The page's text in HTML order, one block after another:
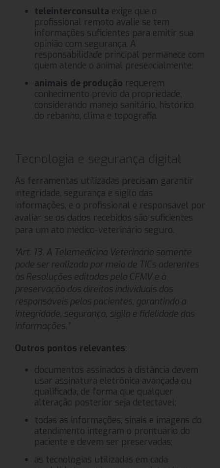
teleinterconsulta exige que o
profissional remoto avalie se tem
informações suficientes para emitir sua
opinião com segurança. A
responsabilidade principal permanece com
quem atende o animal presencialmente;
animais de produção requerem
conhecimento prévio da propriedade,
considerando manejo sanitário, histórico
do rebanho, clima e topografia.
Tecnologia e segurança digital
As ferramentas utilizadas precisam garantir
integridade, segurança e sigilo das
informações, e o profissional é responsável por
avaliar se os dados recebidos são suficientes
para um ato médico-veterinário seguro.
“Art. 13. A Telemedicina Veterinária somente
pode ser realizada por meio de TICs aderentes
às Resoluções editadas pelo CFMV e à
preservação dos direitos individuais dos
responsáveis pelos pacientes, garantindo a
integridade, segurança, sigilo e fidelidade das
informações.”
Outros pontos relevantes:
documentos assinados à distância devem
usar assinatura eletrônica avançada ou
qualificada, de forma que qualquer
alteração posterior seja detectável;
todas as informações, sinais e imagens do
atendimento integram o prontuário do
paciente e devem ser preservadas;
as tecnologias utilizadas em cada